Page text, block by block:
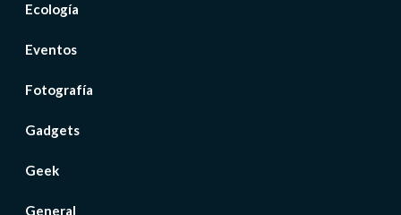
Ecología
Eventos
Fotografía
Gadgets
Geek
General